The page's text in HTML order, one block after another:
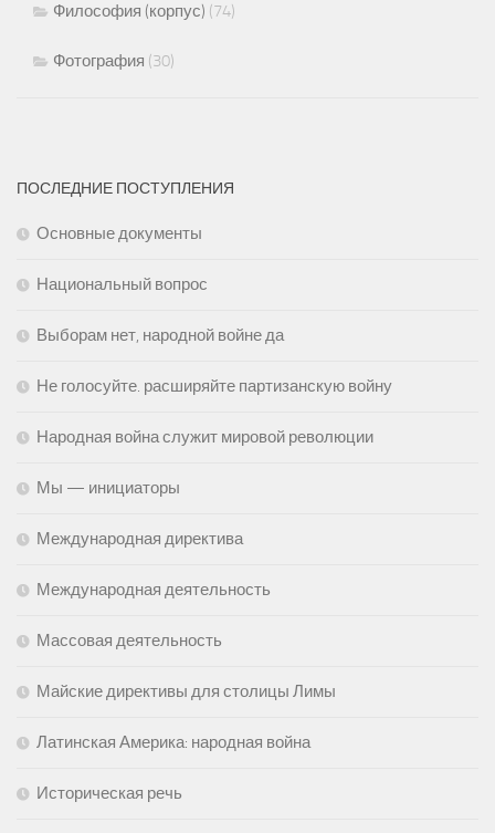
Философия (корпус) (74)
Фотография (30)
ПОСЛЕДНИЕ ПОСТУПЛЕНИЯ
Основные документы
Национальный вопрос
Выборам нет, народной войне да
Не голосуйте. расширяйте партизанскую войну
Народная война служит мировой революции
Мы — инициаторы
Международная директива
Международная деятельность
Массовая деятельность
Майские директивы для столицы Лимы
Латинская Америка: народная война
Историческая речь